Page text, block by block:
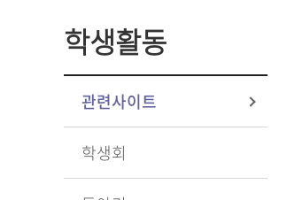
학생활동
관련사이트
학생회